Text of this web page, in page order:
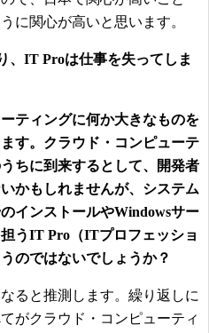
に関心が高いと思います。
、IT Proは仕事を失ってしま
ィングに何か大きなものを
す。クラウド・コンピューテ
ちに到来するとして、開発者
かもしれませんが、システム
インストールやWindowsサー
うIT Pro（ITプロフェッショ
のではないでしょうか？
ると推測します。繰り返しに
がクラウド・コンピューティ